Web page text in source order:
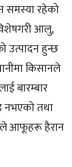
समस्या रहेको
आलु,
उत्पादन हुन्छ
किसानले
बारम्बार
नभएको तथा
आफूहरू हैरान